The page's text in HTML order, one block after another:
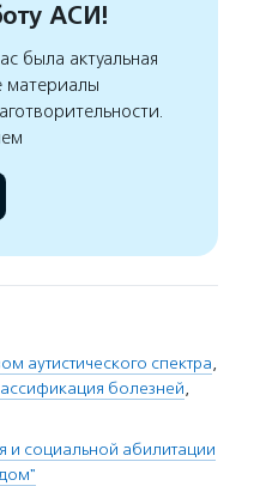
АСИ!
была актуальная
материалы
аутистического спектра,
болезней,
и социальной абилитации